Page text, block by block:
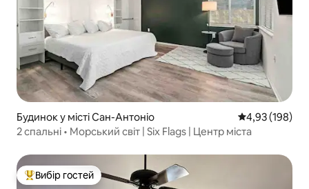
Будинок у місті Сан-Антоніо Середня
4,93 (198)
2 спальні • Морський світ | Six Flags | Центр міста
Топ вибір гостей
Вибір гостей